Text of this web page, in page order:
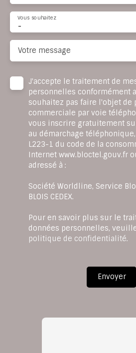
-
Vous souhaitez
Votre message
J'accepte le traitement de
personnelles conformément
souhaitez pas faire l'objet de
commerciale par voie
vous inscrire gratuitement
au démarchage
L223-1 du code de la
Internet www.bloctel.gouv.fr
adressé à :
Société Worldline, Service
BLOIS CEDEX.
Pour en savoir plus sur le
données personnelles,
politique de confidentialité.
Envoyer